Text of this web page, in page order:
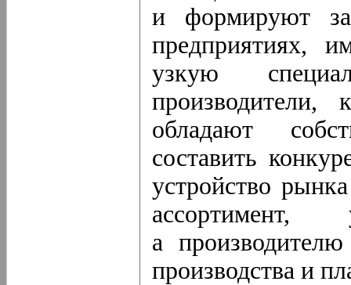
и формируют
предприятиях,
узкую
обладают
составить
устройство
а
производства и